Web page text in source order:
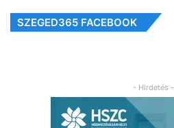
SZEGED365 FACEBOOK
- Hirdetés -